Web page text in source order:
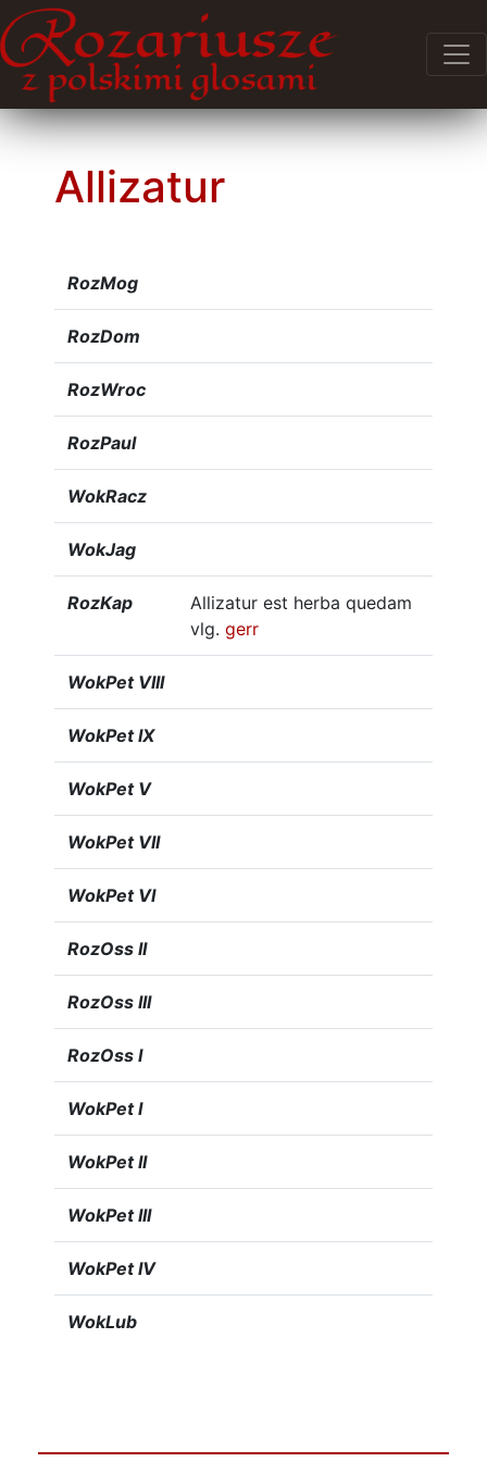
Allizatur
RozMog
RozDom
RozWroc
RozPaul
WokRacz
WokJag
RozKap
Allizatur est herba quedam
vlg. gerr
WokPet VIII
WokPet IX
WokPet V
WokPet VII
WokPet VI
RozOss II
RozOss III
RozOss I
WokPet I
WokPet II
WokPet III
WokPet IV
WokLub